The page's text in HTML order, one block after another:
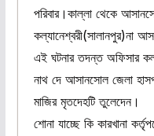
পরিবার।কাল্লা থেকে
কল্যানেশ্বরী(সালানপুর)না
এই ঘটনার তদন্ত অফিসার
নাথ দে আসানসোল জেলা
মাজির মৃতদেহটি তুলেদেন।
শোনা যাচ্ছে কি কারখানা